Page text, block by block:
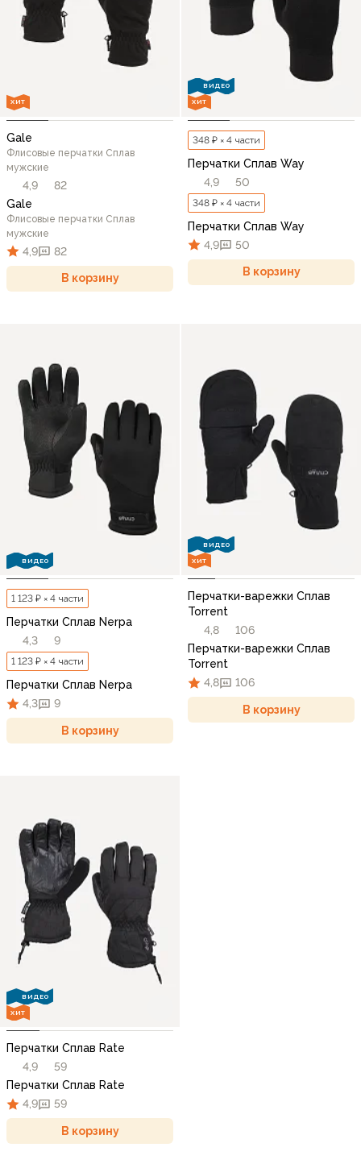
ХИТ
Gale
Флисовые перчатки Сплав
мужские
4,9
82
Gale
Флисовые перчатки Сплав
мужские
4,9 82
В корзину
ВИДЕО
ХИТ
348 ₽ × 4 части
Перчатки Сплав Way
4,9
50
348 ₽ × 4 части
Перчатки Сплав Way
4,9
50
В корзину
ВИДЕО
1 123 ₽ × 4 части
Перчатки Сплав Nerpa
4,3
9
1 123 ₽ × 4 части
Перчатки Сплав Nerpa
4,3
9
В корзину
ВИДЕО
ХИТ
Перчатки-варежки Сплав
Torrent
4,8
106
Перчатки-варежки Сплав
Torrent
4,8
106
В корзину
ВИДЕО
ХИТ
Перчатки Сплав Rate
4,9
59
Перчатки Сплав Rate
4,9
59
В корзину